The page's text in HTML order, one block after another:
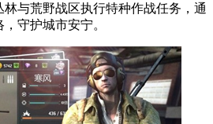
与荒野战区执行特种作战任务，通
守护城市安宁。